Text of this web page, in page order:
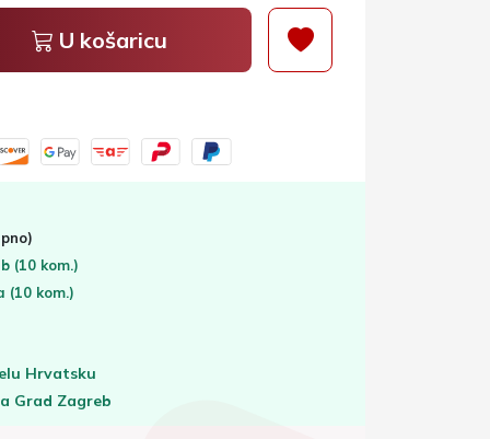
U košaricu
(10 kom.)
(10 kom.)
Hrvatsku
Grad Zagreb